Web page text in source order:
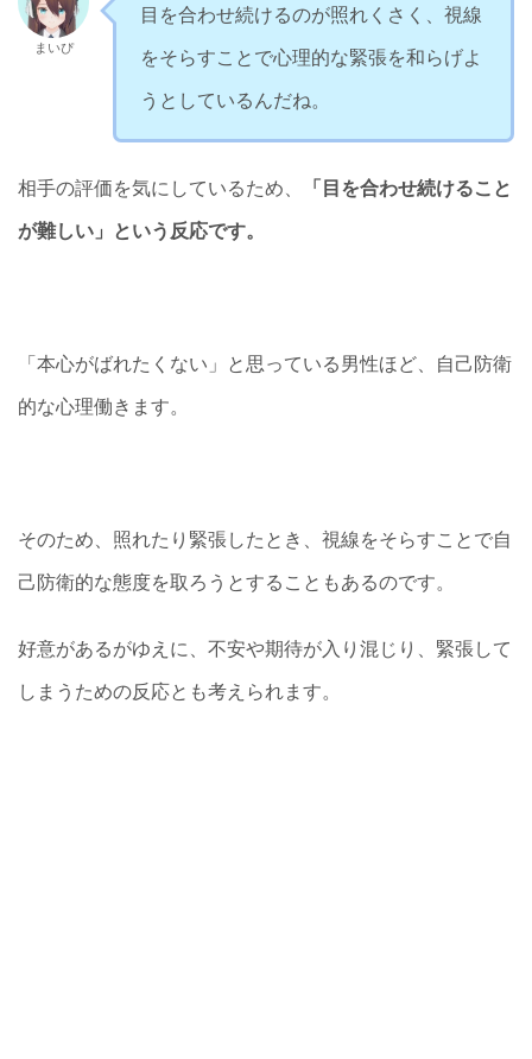
まいぴ
目を合わせ続けるのが照れくさく、視線
をそらすことで心理的な緊張を和らげよ
うとしているんだね。
相手の評価を気にしているため、
「目を合わせ続けること
が難しい」という反応です。
「本心がばれたくない」と思っている男性ほど、自己防衛
的な心理働きます。
そのため、照れたり緊張したとき、視線をそらすことで自
己防衛的な態度を取ろうとすることもあるのです。
好意があるがゆえに、不安や期待が入り混じり、緊張して
しまうための反応とも考えられます。